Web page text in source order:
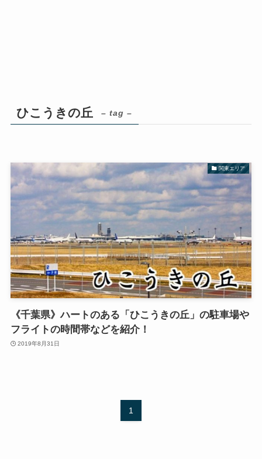
ひこうきの丘 – tag –
関東エリア
《千葉県》ハートのある「ひこうきの丘」の駐車場や
フライトの時間帯などを紹介！
2019年8月31日
1